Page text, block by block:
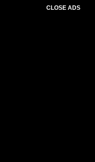
CLOSE ADS